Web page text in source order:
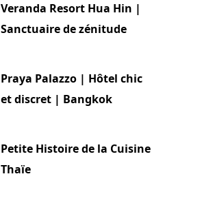
Veranda Resort Hua Hin |
Sanctuaire de zénitude
Praya Palazzo | Hôtel chic
et discret | Bangkok
Petite Histoire de la Cuisine
Thaïe